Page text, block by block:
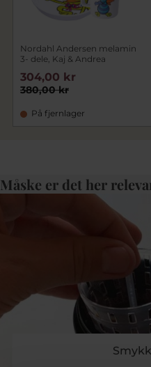
Nordahl Andersen melamin
3- dele, Kaj & Andrea
380,00 kr
304,00 kr
På fjernlager
Måske er det her